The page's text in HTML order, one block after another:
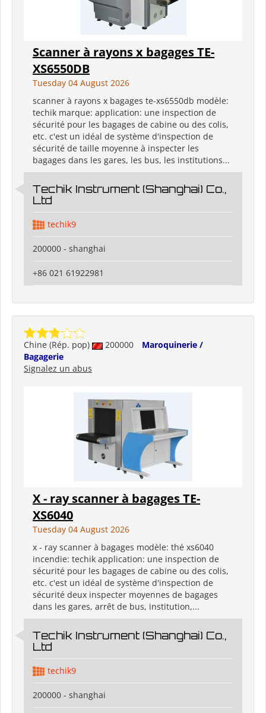
Scanner à rayons x bagages TE-
XS6550DB
Tuesday 04 August 2026
scanner à rayons x bagages te-xs6550db modèle:
techik marque: application: une inspection de
sécurité pour les bagages de cabine ou des colis,
etc. c'est un idéal de système d'inspection de
sécurité de taille moyenne à inspecter les
bagages dans les gares, les bus, les institutions...
Techik Instrument (Shanghai) Co.,
Ltd
techik9
200000 - shanghai
+86 021 61922981
Chine (Rép. pop) 200000
Maroquinerie /
Bagagerie
Signalez un abus
X - ray scanner à bagages TE-
XS6040
Tuesday 04 August 2026
x - ray scanner à bagages modèle: thé xs6040
incendie: techik application: une inspection de
sécurité pour les bagages de cabine ou des colis,
etc. c'est un idéal de système d'inspection de
sécurité deux inspecter moyennes de bagages
dans les gares, arrêt de bus, institution,...
Techik Instrument (Shanghai) Co.,
Ltd
techik9
200000 - shanghai